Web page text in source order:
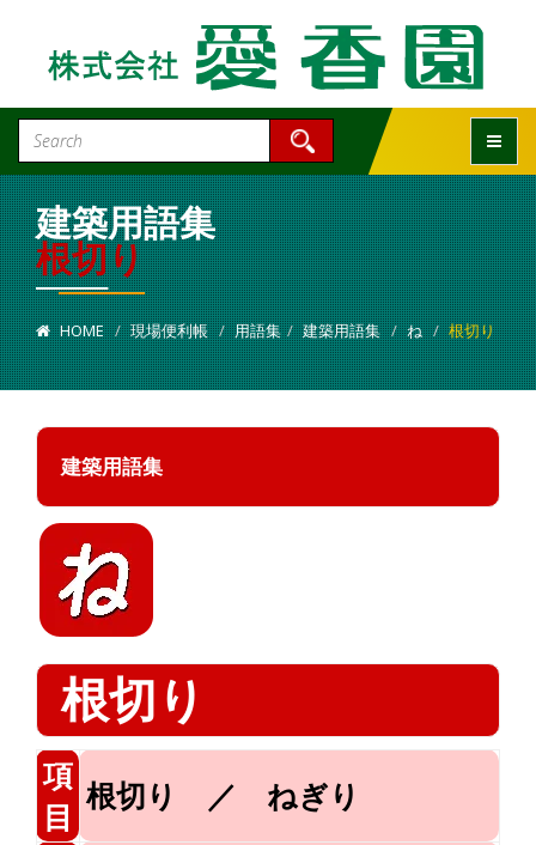
建築用語集
根切り
HOME 現場便利帳 用語集 建築用語集 ね 根切り
建築用語集
根切り
項
目
根切り ／ ねぎり